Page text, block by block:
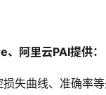
阿里云PAI提供：
损失曲线、准确率